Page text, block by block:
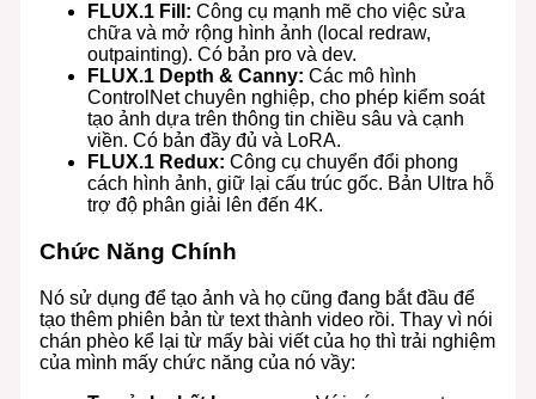
FLUX.1 Fill: Công cụ mạnh mẽ cho việc sửa
chữa và mở rộng hình ảnh (local redraw,
outpainting). Có bản pro và dev.
FLUX.1 Depth & Canny: Các mô hình
ControlNet chuyên nghiệp, cho phép kiểm soát
tạo ảnh dựa trên thông tin chiều sâu và cạnh
viền. Có bản đầy đủ và LoRA.
FLUX.1 Redux: Công cụ chuyển đổi phong
cách hình ảnh, giữ lại cấu trúc gốc. Bản Ultra hỗ
trợ độ phân giải lên đến 4K.
Chức Năng Chính
Nó sử dụng để tạo ảnh và họ cũng đang bắt đầu để
tạo thêm phiên bản từ text thành video rồi. Thay vì nói
chán phèo kể lại từ mấy bài viết của họ thì trải nghiệm
của mình mấy chức năng của nó vầy: